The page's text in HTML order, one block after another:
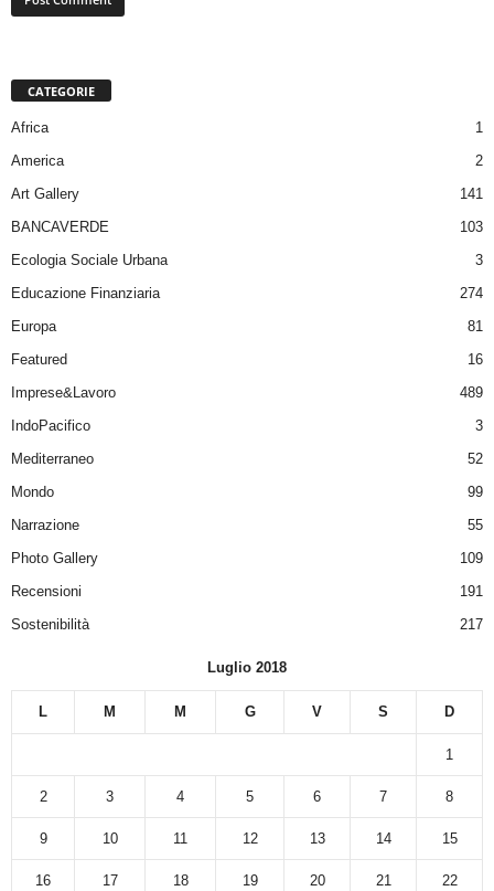
CATEGORIE
Africa
1
America
2
Art Gallery
141
BANCAVERDE
103
Ecologia Sociale Urbana
3
Educazione Finanziaria
274
Europa
81
Featured
16
Imprese&Lavoro
489
IndoPacifico
3
Mediterraneo
52
Mondo
99
Narrazione
55
Photo Gallery
109
Recensioni
191
Sostenibilità
217
Luglio 2018
L M M G V S D
1
2 3 4 5 6 7 8
9 10 11 12 13 14 15
16 17 18 19 20 21 22